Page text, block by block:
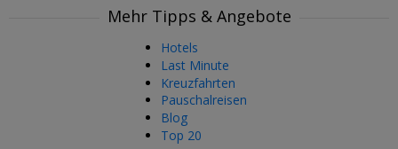
Mehr Tipps & Angebote
Hotels
Last Minute
Kreuzfahrten
Pauschalreisen
Blog
Top 20